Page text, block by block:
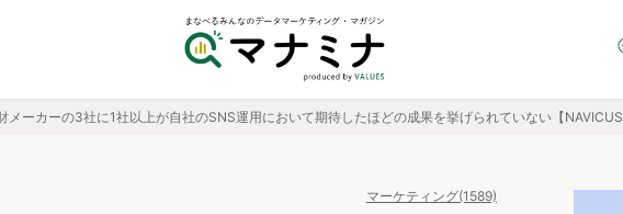
メーカーの3社に1社以上が自社のSNS運用において期待したほどの成果を挙げられていない【NAVICUS
マーケティング(1589)